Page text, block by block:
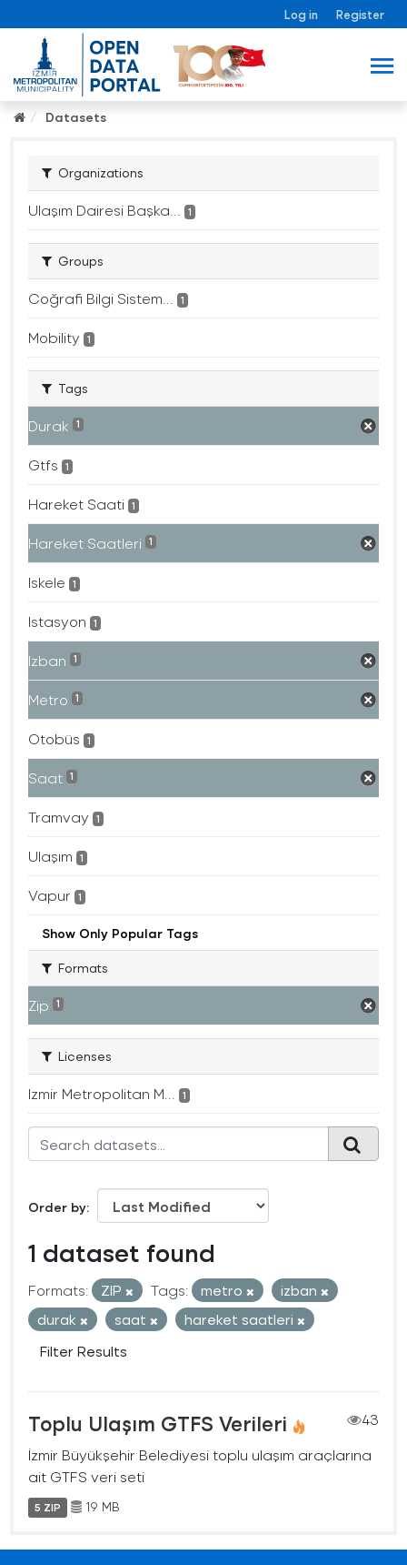
Log in Register
Datasets
Organizations
Ulaşım Dairesi Başka... 1
Groups
Coğrafi Bilgi Sistem... 1
Mobility 1
Tags
Durak 1
Gtfs 1
Hareket Saati 1
Hareket Saatleri 1
Iskele 1
Istasyon 1
Izban 1
Metro 1
Otobüs 1
Saat 1
Tramvay 1
Ulaşım 1
Vapur 1
Show Only Popular Tags
Formats
Zip 1
Licenses
Izmir Metropolitan M... 1
Order by
1 dataset found
Formats: ZIP Tags: metro
izban
durak
saat
hareket saatleri
Filter Results
Toplu Ulaşım GTFS Verileri
43
İzmir Büyükşehir Belediyesi toplu ulaşım araçlarına
ait GTFS veri seti
5 ZIP 19 MB